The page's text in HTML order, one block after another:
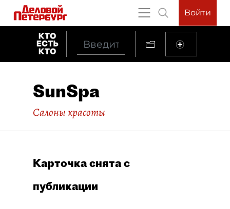
Войти
SunSpa
Салоны красоты
Карточка снята с
публикации